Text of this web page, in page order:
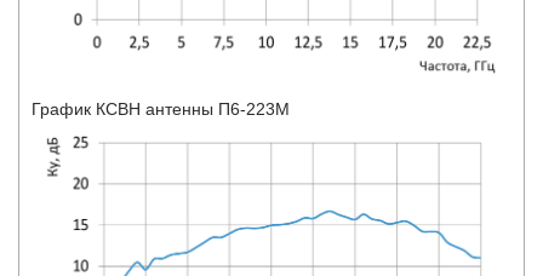
График КСВН антенны П6-223М